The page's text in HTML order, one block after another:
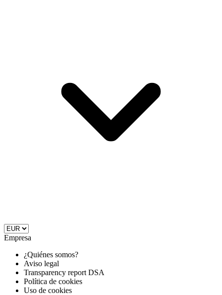
Empresa
¿Quiénes somos?
Aviso legal
Transparency report DSA
Política de cookies
Uso de cookies